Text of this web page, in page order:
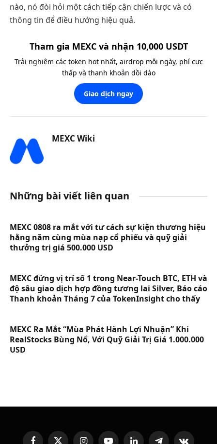
nào, nó đòi hỏi một cách tiếp cận chiến lược và có
thông tin để điều hướng hiệu quả.
Tham gia MEXC và nhận 10,000 USDT
Trải nghiệm các token hot nhất, airdrop mỗi ngày, phí cực
thấp và thanh khoản dồi dào
Giao dịch ngay
MEXC Wiki
Những bài viết liên quan
MEXC 0808 ra mắt với tư cách sự kiện thương hiệu
hằng năm cùng mùa nạp cổ phiếu và quỹ giải
thưởng trị giá 500.000 USD
MEXC đứng vị trí số 1 trong Near-Touch BTC, ETH và
độ sâu giao dịch hợp đồng tương lai Silver, Báo cáo
Thanh khoản Tháng 7 của TokenInsight cho thấy
MEXC Ra Mắt “Mùa Phát Hành Lợi Nhuận” Khi
RealStocks Bùng Nổ, Với Quỹ Giải Trị Giá 1.000.000
USD